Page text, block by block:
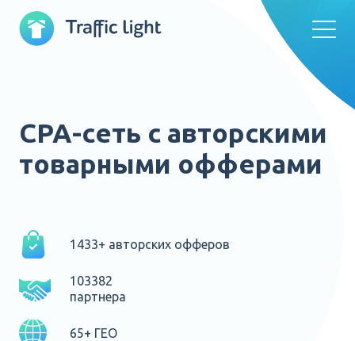
CPA-сеть с авторскими
товарными офферами
1433+ авторских офферов
103382
партнера
65+ ГЕО